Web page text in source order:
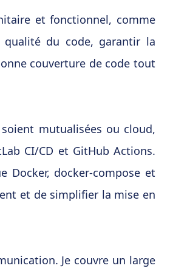
et fonctionnel, comme
qualité du code, garantir la
couverture de code tout
soient mutualisées ou cloud,
CI/CD et GitHub Actions.
Docker, docker-compose et
et de simplifier la mise en
Je couvre un large